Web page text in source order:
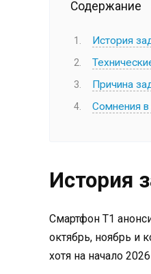
Содержание
История
Причина
Сомнения в
История
Смартфон T1
октябрь, ноябрь и
хотя на начало